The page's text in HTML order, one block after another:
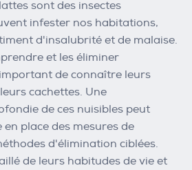
sont des insectes
infester nos habitations,
d'insalubrité et de malaise.
et les éliminer
de connaître leurs
cachettes. Une
de ces nuisibles peut
place des mesures de
d'élimination ciblées.
de leurs habitudes de vie et